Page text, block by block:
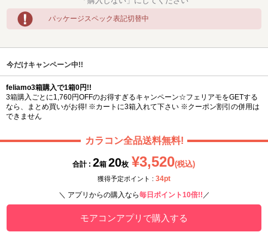
パッケージスペック表記切替中
今だけキャンペーン中!!
feliamo3箱購入で1箱0円!!
3箱購入ごとに1,760円OFFのお得すぎるキャンペーン☆フェリアモをGETする
なら、まとめ買いがお得! ※カートに3箱入れて下さい ※クーポン割引の併用は
できません
カラコン全品送料無料!
合計 : 2箱 20枚 ¥3,520(税込)
獲得予定ポイント : 34pt
＼ アプリからの購入なら毎日ポイント10倍!! ／
モアコンアプリで購入する